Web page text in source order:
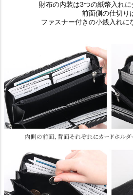
財布の内装は3つの紙幣入れに
前面側の仕切り
ファスナー付きの小銭入れに